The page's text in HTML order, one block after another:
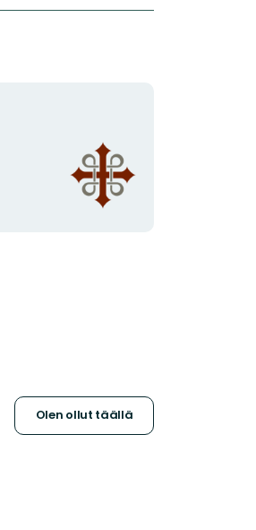
Organisaation
logotyyppi
Olen ollut täällä